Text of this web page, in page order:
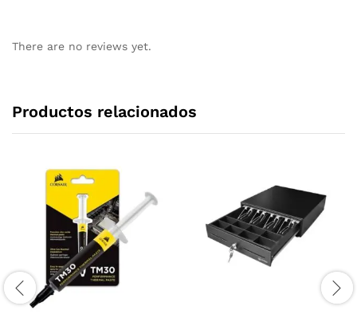
There are no reviews yet.
Productos relacionados